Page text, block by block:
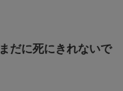
だに死にきれないで